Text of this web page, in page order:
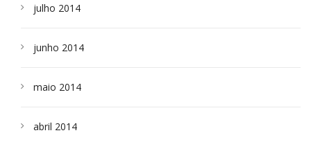
julho 2014
junho 2014
maio 2014
abril 2014